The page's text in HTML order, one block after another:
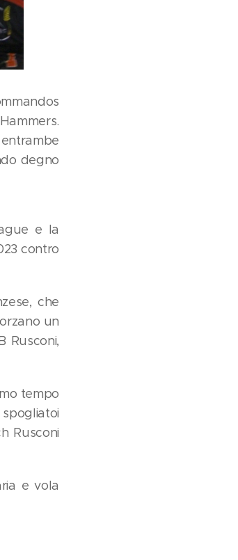
degno
e la
contro
che
un
Rusconi,
tempo
Rusconi
e vola